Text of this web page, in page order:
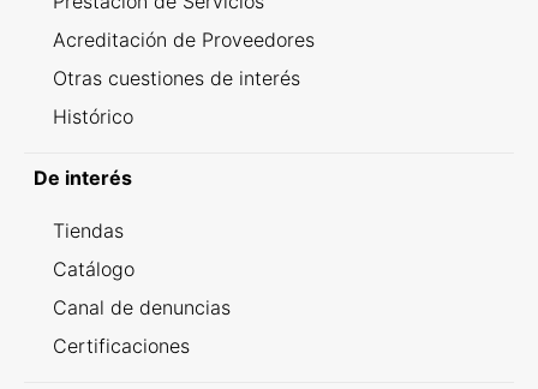
Acreditación de Proveedores
Otras cuestiones de interés
Histórico
De interés
Tiendas
Catálogo
Canal de denuncias
Certificaciones